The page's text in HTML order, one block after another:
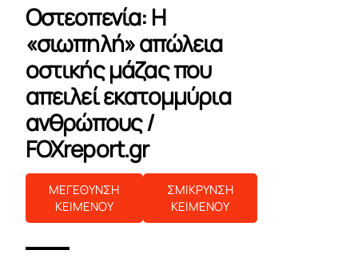
Οστεοπενία: Η
«σιωπηλή» απώλεια
οστικής μάζας που
απειλεί εκατομμύρια
ανθρώπους /
FOXreport.gr
ΜΕΓΕΘΥΝΣΗ
ΚΕΙΜΕΝΟΥ
ΣΜΙΚΡΥΝΣΗ
ΚΕΙΜΕΝΟΥ